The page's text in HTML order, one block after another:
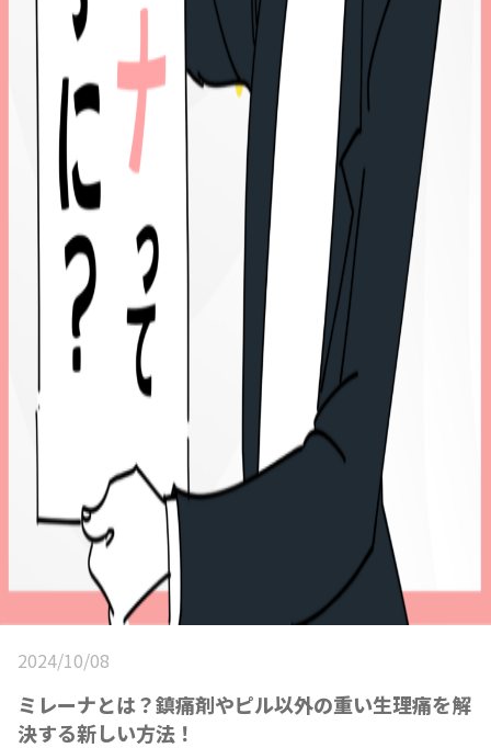
2024/10/08
ミレーナとは？鎮痛剤やピル以外の重い生理痛を解
決する新しい方法！